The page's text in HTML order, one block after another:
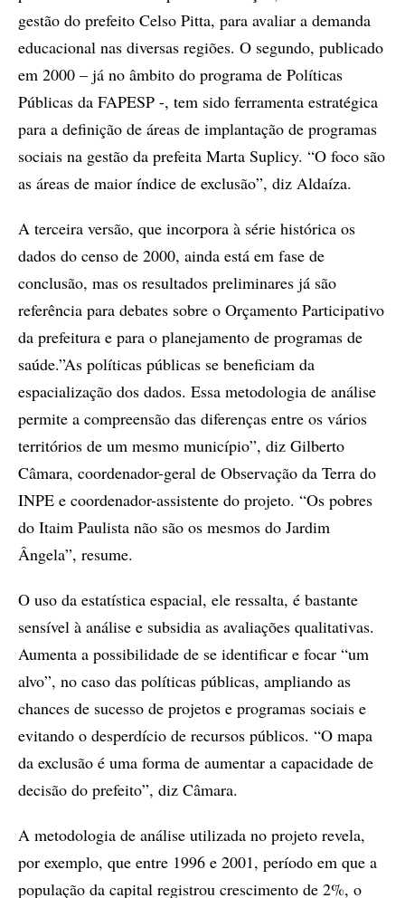
gestão do prefeito Celso Pitta, para avaliar a demanda
educacional nas diversas regiões. O segundo, publicado
em 2000 – já no âmbito do programa de Políticas
Públicas da FAPESP -, tem sido ferramenta estratégica
para a definição de áreas de implantação de programas
sociais na gestão da prefeita Marta Suplicy. “O foco são
as áreas de maior índice de exclusão”, diz Aldaíza.
A terceira versão, que incorpora à série histórica os
dados do censo de 2000, ainda está em fase de
conclusão, mas os resultados preliminares já são
referência para debates sobre o Orçamento Participativo
da prefeitura e para o planejamento de programas de
saúde.”As políticas públicas se beneficiam da
espacialização dos dados. Essa metodologia de análise
permite a compreensão das diferenças entre os vários
territórios de um mesmo município”, diz Gilberto
Câmara, coordenador-geral de Observação da Terra do
INPE e coordenador-assistente do projeto. “Os pobres
do Itaim Paulista não são os mesmos do Jardim
Ângela”, resume.
O uso da estatística espacial, ele ressalta, é bastante
sensível à análise e subsidia as avaliações qualitativas.
Aumenta a possibilidade de se identificar e focar “um
alvo”, no caso das políticas públicas, ampliando as
chances de sucesso de projetos e programas sociais e
evitando o desperdício de recursos públicos. “O mapa
da exclusão é uma forma de aumentar a capacidade de
decisão do prefeito”, diz Câmara.
A metodologia de análise utilizada no projeto revela,
por exemplo, que entre 1996 e 2001, período em que a
população da capital registrou crescimento de 2%, o